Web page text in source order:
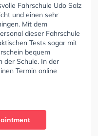
Fahrschule Udo Salz
und einen sehr
Mit dem
dieser Fahrschule
Tests sogar mit
bequem
der Schule. In der
Termin online